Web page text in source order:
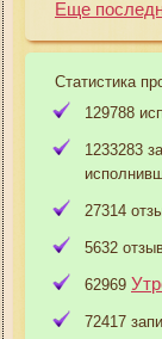
Еще
Статистика
129788
1233283
27314
5632
62969
72417